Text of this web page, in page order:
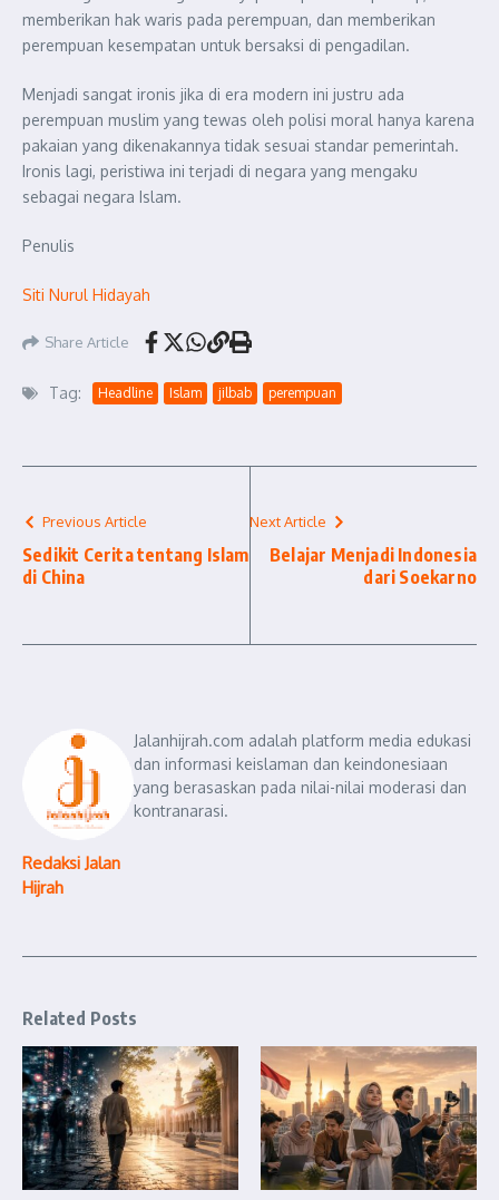
memberikan hak waris pada perempuan, dan memberikan
perempuan kesempatan untuk bersaksi di pengadilan.
Menjadi sangat ironis jika di era modern ini justru ada
perempuan muslim yang tewas oleh polisi moral hanya karena
pakaian yang dikenakannya tidak sesuai standar pemerintah.
Ironis lagi, peristiwa ini terjadi di negara yang mengaku
sebagai negara Islam.
Penulis
Siti Nurul Hidayah
Share Article
Tag: Headline Islam jilbab perempuan
Previous Article
Sedikit Cerita tentang Islam
di China
Next Article
Belajar Menjadi Indonesia
dari Soekarno
Redaksi Jalan
Hijrah
Jalanhijrah.com adalah platform media edukasi
dan informasi keislaman dan keindonesiaan
yang berasaskan pada nilai-nilai moderasi dan
kontranarasi.
Related Posts